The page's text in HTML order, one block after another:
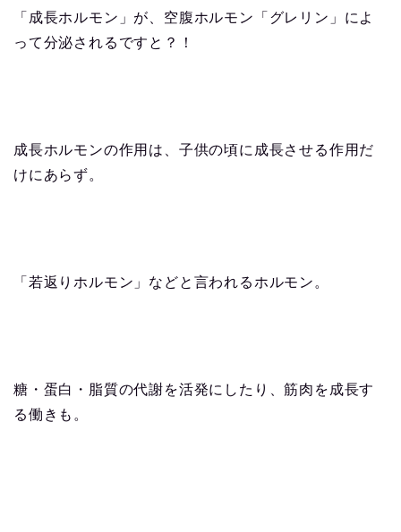
「成長ホルモン」が、空腹ホルモン「グレリン」によ
って分泌されるですと？！
成長ホルモンの作用は、子供の頃に成長させる作用だ
けにあらず。
「若返りホルモン」などと言われるホルモン。
糖・蛋白・脂質の代謝を活発にしたり、筋肉を成長す
る働きも。